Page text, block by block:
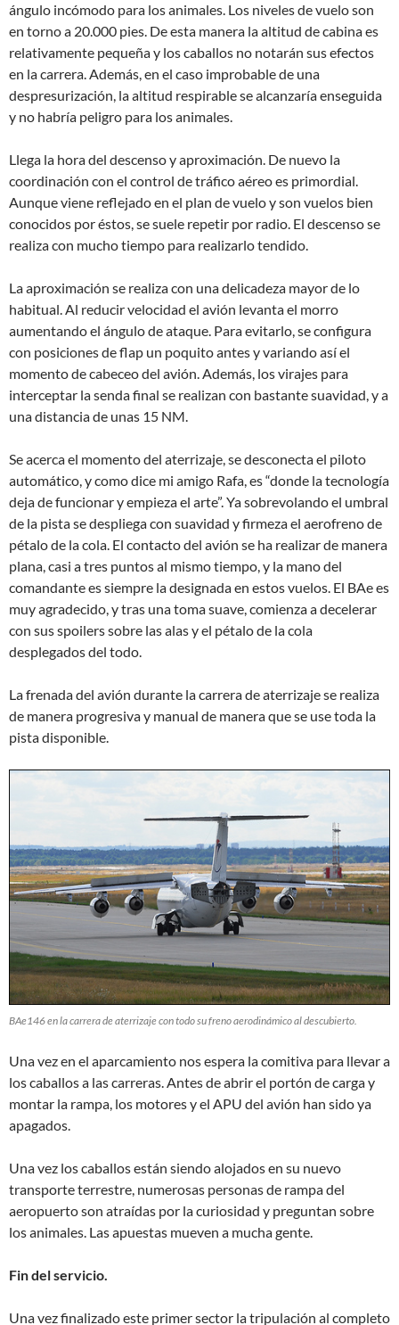
ángulo incómodo para los animales. Los niveles de vuelo son
en torno a 20.000 pies. De esta manera la altitud de cabina es
relativamente pequeña y los caballos no notarán sus efectos
en la carrera. Además, en el caso improbable de una
despresurización, la altitud respirable se alcanzaría enseguida
y no habría peligro para los animales.
Llega la hora del descenso y aproximación. De nuevo la
coordinación con el control de tráfico aéreo es primordial.
Aunque viene reflejado en el plan de vuelo y son vuelos bien
conocidos por éstos, se suele repetir por radio. El descenso se
realiza con mucho tiempo para realizarlo tendido.
La aproximación se realiza con una delicadeza mayor de lo
habitual. Al reducir velocidad el avión levanta el morro
aumentando el ángulo de ataque. Para evitarlo, se configura
con posiciones de flap un poquito antes y variando así el
momento de cabeceo del avión. Además, los virajes para
interceptar la senda final se realizan con bastante suavidad, y a
una distancia de unas 15 NM.
Se acerca el momento del aterrizaje, se desconecta el piloto
automático, y como dice mi amigo Rafa, es “donde la tecnología
deja de funcionar y empieza el arte”. Ya sobrevolando el umbral
de la pista se despliega con suavidad y firmeza el aerofreno de
pétalo de la cola. El contacto del avión se ha realizar de manera
plana, casi a tres puntos al mismo tiempo, y la mano del
comandante es siempre la designada en estos vuelos. El BAe es
muy agradecido, y tras una toma suave, comienza a decelerar
con sus spoilers sobre las alas y el pétalo de la cola
desplegados del todo.
La frenada del avión durante la carrera de aterrizaje se realiza
de manera progresiva y manual de manera que se use toda la
pista disponible.
BAe146 en la carrera de aterrizaje con todo su freno aerodinámico al descubierto.
Una vez en el aparcamiento nos espera la comitiva para llevar a
los caballos a las carreras. Antes de abrir el portón de carga y
montar la rampa, los motores y el APU del avión han sido ya
apagados.
Una vez los caballos están siendo alojados en su nuevo
transporte terrestre, numerosas personas de rampa del
aeropuerto son atraídas por la curiosidad y preguntan sobre
los animales. Las apuestas mueven a mucha gente.
Fin del servicio.
Una vez finalizado este primer sector la tripulación al completo